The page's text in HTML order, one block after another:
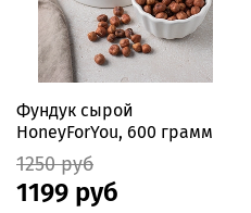
Фундук сырой
HoneyForYou, 600 грамм
1250 руб
1199 руб